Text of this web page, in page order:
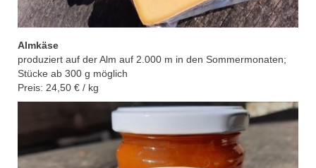
Almkäse
produziert auf der Alm auf 2.000 m in den Sommermonaten;
Stücke ab 300 g möglich
Preis: 24 ,50 € / kg